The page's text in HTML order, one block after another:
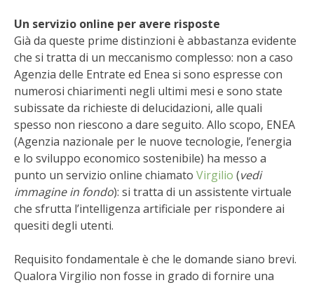
IL MIO 2025
COLTIVARE L’OLIVO
CORMIK
VIGNETO BIO
PENSA ALTERNATIVO
GARDENA
RIMANI A CONTATTO CON LA NATURA
Un servizio online per avere risposte
Già da queste prime distinzioni è abbastanza evidente
che si tratta di un meccanismo complesso: non a caso
Agenzia delle Entrate ed Enea si sono espresse con
numerosi chiarimenti negli ultimi mesi e sono state
subissate da richieste di delucidazioni, alle quali
spesso non riescono a dare seguito. Allo scopo, ENEA
(Agenzia nazionale per le nuove tecnologie, l’energia
e lo sviluppo economico sostenibile) ha messo a
punto un servizio online chiamato Virgilio (vedi
immagine in fondo): si tratta di un assistente virtuale
che sfrutta l’intelligenza artificiale per rispondere ai
quesiti degli utenti.
Requisito fondamentale è che le domande siano brevi.
Qualora Virgilio non fosse in grado di fornire una